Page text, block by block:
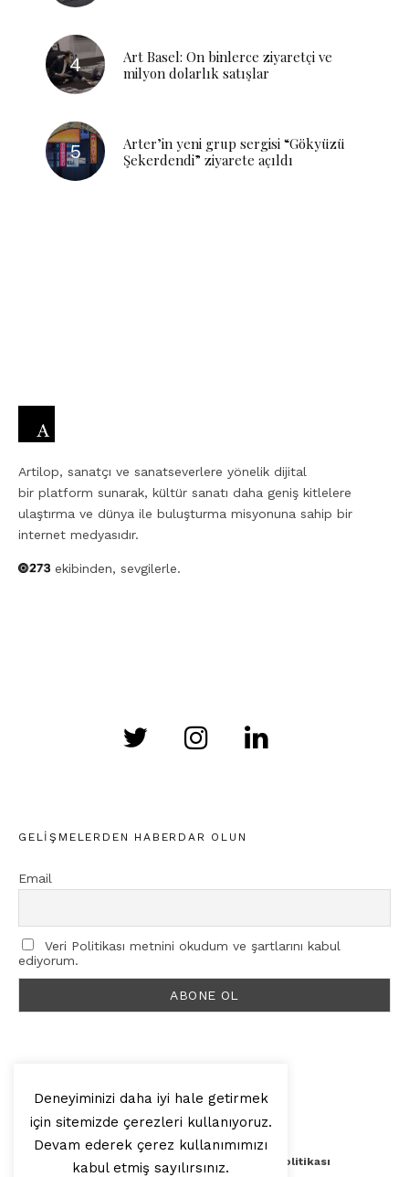
Art Basel: On binlerce ziyaretçi ve
milyon dolarlık satışlar
Arter’in yeni grup sergisi “Gökyüzü
Şekerdendi” ziyarete açıldı
Artilop, sanatçı ve sanatseverlere yönelik dijital
bir platform sunarak, kültür sanatı daha geniş kitlelere
ulaştırma ve dünya ile buluşturma misyonuna sahip bir
internet medyasıdır.
ekibinden, sevgilerle.
GELIŞMELERDEN HABERDAR OLUN
Email
Veri Politikası metnini okudum ve şartlarını kabul
ediyorum.
© 2025, Artilop
Künye Yazar Başvurusu Veri Politikası
Deneyiminizi daha iyi hale getirmek
için sitemizde çerezleri kullanıyoruz.
Devam ederek çerez kullanımımızı
kabul etmiş sayılırsınız.